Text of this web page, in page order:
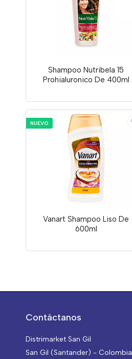
Shampoo Nutribela 15
Prohialuronico De 400ml
NUEVO
Vanart Shampoo Liso De
600ml
Contáctanos
Distrimarket San Gil
San Gil (Santander) - Colombia